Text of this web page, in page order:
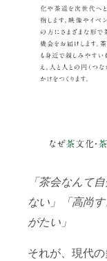
「茶会なんて
ない」「高尚
がたい」
それが、現代